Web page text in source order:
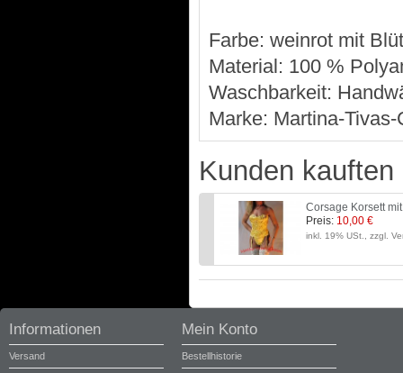
Farbe: weinrot mit
Material: 100 %
Waschbarkeit:
Marke: Martina-
Kunden
Corsage Korsett
Preis: 10,00 €
inkl. 19% USt., zzgl.
Informationen
Versand
Mein Konto
Bestellhistorie